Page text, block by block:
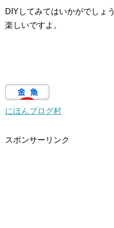
DIYしてみてはいかがでしょ
楽しいですよ。
にほんブログ村
スポンサーリンク